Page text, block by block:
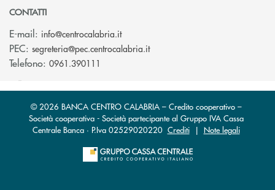
CONTATTI
E-mail: info@centrocalabria.it(si apre l’app di posta elettronica)
PEC: segreteria@pec.centrocalabria.it(si apre l’app di posta
Telefono: 0961.390111
© 2026 BANCA CENTRO CALABRIA – Credito cooperativo –
Società cooperativa - Società partecipante al Gruppo IVA Cassa
Centrale Banca · P.Iva 02529020220 Crediti| Note legali